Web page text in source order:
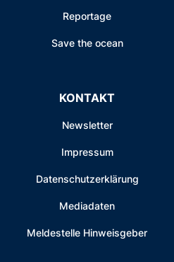
Reportage
Save the ocean
KONTAKT
Newsletter
Impressum
Datenschutzerklärung
Mediadaten
Meldestelle Hinweisgeber